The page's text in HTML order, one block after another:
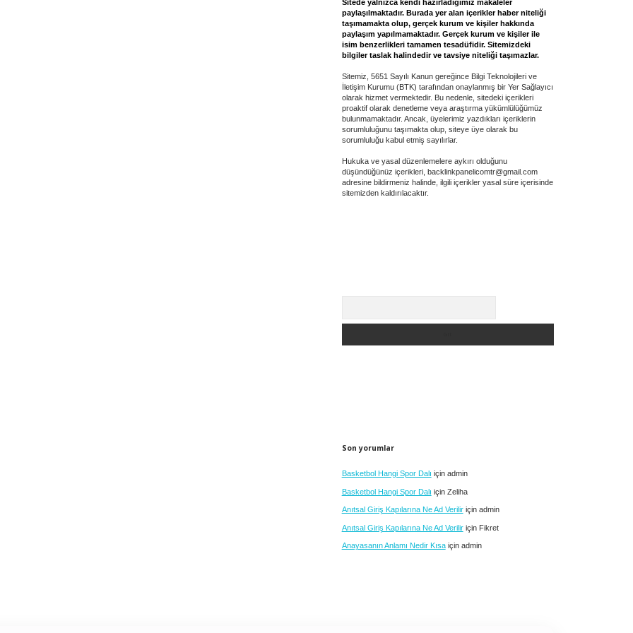
Sitede yalnızca kendi hazırladığımız makaleler
paylaşılmaktadır. Burada yer alan içerikler haber niteliği
taşımamakta olup, gerçek kurum ve kişiler hakkında
paylaşım yapılmamaktadır. Gerçek kurum ve kişiler ile
isim benzerlikleri tamamen tesadüfidir. Sitemizdeki
bilgiler taslak halindedir ve tavsiye niteliği taşımazlar.
Sitemiz, 5651 Sayılı Kanun gereğince Bilgi Teknolojileri ve
İletişim Kurumu (BTK) tarafından onaylanmış bir Yer Sağlayıcı
olarak hizmet vermektedir. Bu nedenle, sitedeki içerikleri
proaktif olarak denetleme veya araştırma yükümlülüğümüz
bulunmamaktadır. Ancak, üyelerimiz yazdıkları içeriklerin
sorumluluğunu taşımakta olup, siteye üye olarak bu
sorumluluğu kabul etmiş sayılırlar.
Hukuka ve yasal düzenlemelere aykırı olduğunu
düşündüğünüz içerikleri, backlinkpanelicomtr@gmail.com
adresine bildirmeniz halinde, ilgili içerikler yasal süre içerisinde
sitemizden kaldırılacaktır.
Son yorumlar
Basketbol Hangi Spor Dalı için admin
Basketbol Hangi Spor Dalı için Zeliha
Anıtsal Giriş Kapılarına Ne Ad Veriliriçin admin
Anıtsal Giriş Kapılarına Ne Ad Veriliriçin Fikret
Anayasanın Anlamı Nedir Kısaiçin admin